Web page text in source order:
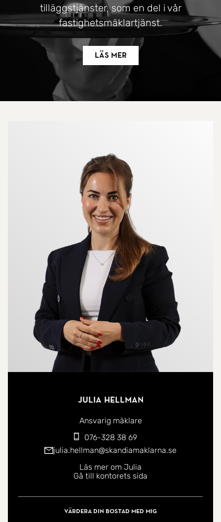
tilläggstjänster, som en del i vår
fastighetsmäklartjänst.
Läs mer
Julia Hellman
Ansvarig mäklare
076-328 38 69
julia.hellman@skandiamaklarna.se
Läs mer om Julia
Gå till kontorets sida
Värdera din bostad med mig